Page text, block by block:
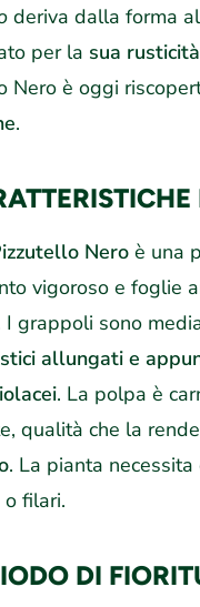
deriva dalla forma
per la sua
Nero è oggi
.
Nero è una
vigoroso e foglie
grappoli sono
allungati e
. La polpa è
qualità che la
. La pianta necessita
filari.
DI